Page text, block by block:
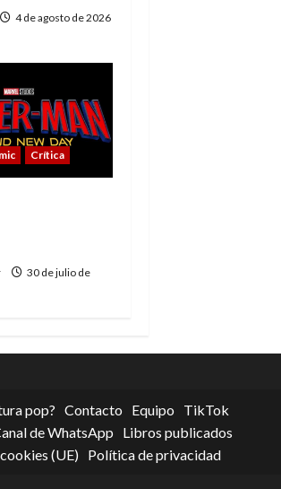
4 de agosto de 2026
Crítica
30 de julio de
pop? Contacto Equipo
TikTok
de WhatsApp
Libros publicados
(UE)
Política de privacidad